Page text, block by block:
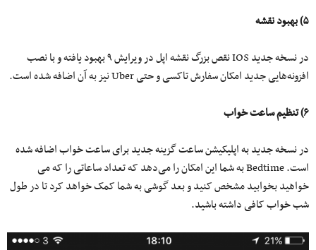
۵) بهبود نقشه
در نسخه جدید IOS نقص بزرگ نقشه اپل در ویرایش ۹ بهبود یافته و با نصب
افزونه‌هایی جدید امکان سفارش تاکسی و حتی Uber نیز به آن اضافه شده است.
۶) تنظیم ساعت خواب
در نسخه جدید به اپلیکیشن ساعت گزینه جدید برای ساعت خواب اضافه شده
است. Bedtime به شما این امکان را می‌دهد که تعداد ساعاتی را که می
خواهید بخوابید مشخص کنید و بعد گوشی به شما کمک خواهد کرد تا در طول
شب خواب کافی داشته باشید.